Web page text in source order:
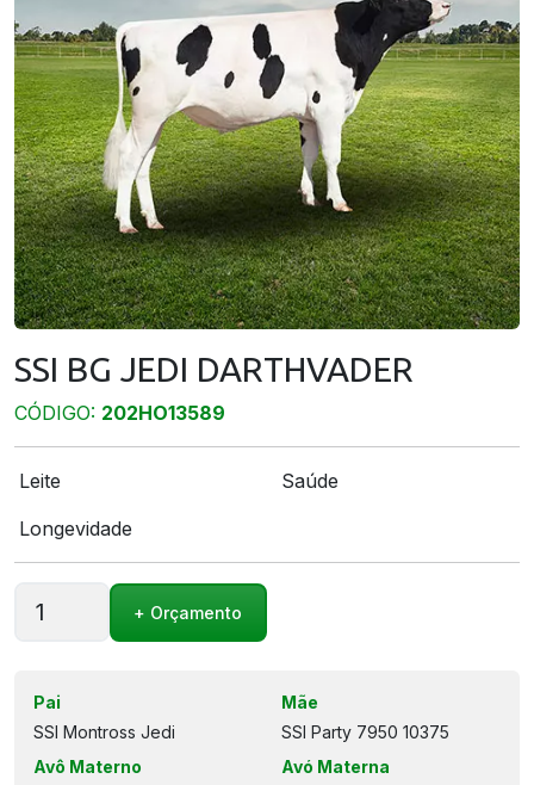
SSI BG JEDI DARTHVADER
CÓDIGO: 202HO13589
Leite
Saúde
Longevidade
JEDI DARTHVADER
+ Orçamento
Pai
SSI Montross Jedi
Mãe
SSI Party 7950 10375
Avô Materno
Avó Materna